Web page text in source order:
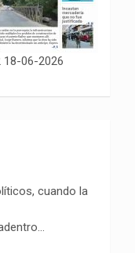
18-06-2026
cuando la